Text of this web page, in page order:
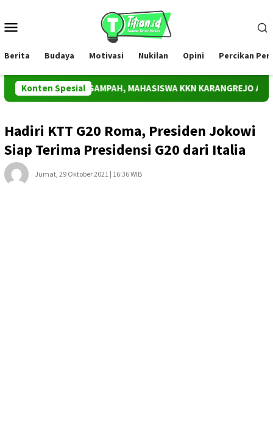
konten
Berita Budaya Motivasi Nukilan Opini Percikan
Konten Spesial
PEDULI SAMPAH, MAHASISWA KKN KARANGREJO AJAK
Hadiri KTT G20 Roma, Presiden Jokowi
Siap Terima Presidensi G20 dari Italia
Jumat, 29 Oktober 2021 | 16:36 WIB